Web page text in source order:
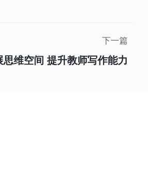
下一篇
维空间 提升教师写作能力